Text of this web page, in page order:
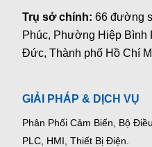
Trụ sở chính:66 đường
Phúc, Phường Hiệp Bình
Đức, Thành phố Hồ Chí
GIẢI PHÁP & DỊCH VỤ
Phân Phối Cảm Biến, Bộ
PLC, HMI, Thiết Bị Điện.